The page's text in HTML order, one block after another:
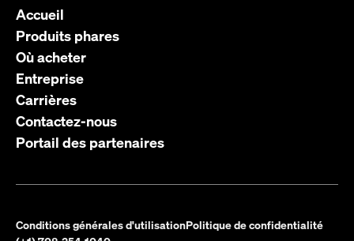
Accueil
Produits phares
Où acheter
Entreprise
Carrières
Contactez-nous
Portail des partenaires
Conditions générales d'utilisationPolitique de confidentialité